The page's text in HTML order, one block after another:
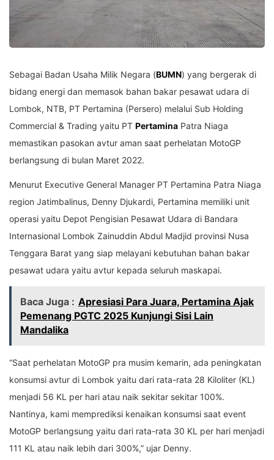
Sebagai Badan Usaha Milik Negara (BUMN) yang bergerak di
bidang energi dan memasok bahan bakar pesawat udara di
Lombok, NTB, PT Pertamina (Persero) melalui Sub Holding
Commercial & Trading yaitu PT Pertamina Patra Niaga
memastikan pasokan avtur aman saat perhelatan MotoGP
berlangsung di bulan Maret 2022.
Menurut Executive General Manager PT Pertamina Patra Niaga
region Jatimbalinus, Denny Djukardi, Pertamina memiliki unit
operasi yaitu Depot Pengisian Pesawat Udara di Bandara
Internasional Lombok Zainuddin Abdul Madjid provinsi Nusa
Tenggara Barat yang siap melayani kebutuhan bahan bakar
pesawat udara yaitu avtur kepada seluruh maskapai.
Baca Juga : Apresiasi Para Juara, Pertamina Ajak
Pemenang PGTC 2025 Kunjungi Sisi Lain
Mandalika
“Saat perhelatan MotoGP pra musim kemarin, ada peningkatan
konsumsi avtur di Lombok yaitu dari rata-rata 28 Kiloliter (KL)
menjadi 56 KL per hari atau naik sekitar sekitar 100%.
Nantinya, kami memprediksi kenaikan konsumsi saat event
MotoGP berlangsung yaitu dari rata-rata 30 KL per hari menjadi
111 KL atau naik lebih dari 300%,” ujar Denny.